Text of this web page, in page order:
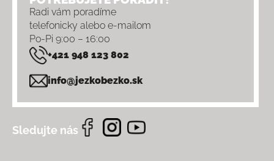
Radi vám poradíme
telefonicky alebo e-mailom
Po-Pi 9:00 – 16:00
+421 948 123 802
info@jezkobezko.sk
Sledujte nás